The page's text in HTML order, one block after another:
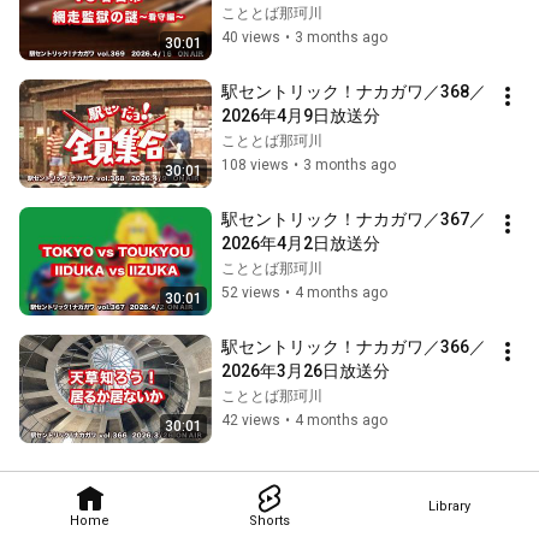
Home Shorts
Library
30:01
こととば那珂川
40 views • 3 months ago
30:01
駅セントリック！ナカガワ／368／
2026年4月9日放送分
こととば那珂川
108 views • 3 months ago
30:01
駅セントリック！ナカガワ／367／
2026年4月2日放送分
こととば那珂川
52 views • 4 months ago
30:01
駅セントリック！ナカガワ／366／
2026年3月26日放送分
こととば那珂川
42 views • 4 months ago